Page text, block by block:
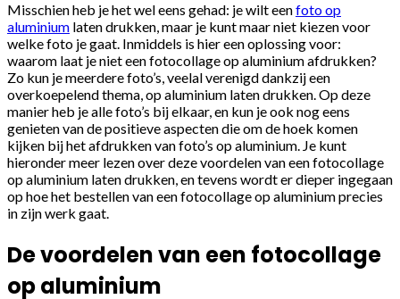
Misschien heb je het wel eens gehad: je wilt eenfoto op
aluminium laten drukken, maar je kunt maar niet kiezen voor
welke foto je gaat. Inmiddels is hier een oplossing voor:
waarom laat je niet een fotocollage op aluminium afdrukken?
Zo kun je meerdere foto’s, veelal verenigd dankzij een
overkoepelend thema, op aluminium laten drukken. Op deze
manier heb je alle foto’s bij elkaar, en kun je ook nog eens
genieten van de positieve aspecten die om de hoek komen
kijken bij het afdrukken van foto’s op aluminium. Je kunt
hieronder meer lezen over deze voordelen van een fotocollage
op aluminium laten drukken, en tevens wordt er dieper ingegaan
op hoe het bestellen van een fotocollage op aluminium precies
in zijn werk gaat.
De voordelen van een fotocollage
op aluminium